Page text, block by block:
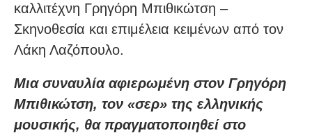
καλλιτέχνη Γρηγόρη Μπιθικώτση –
Σκηνοθεσία και επιμέλεια κειμένων από τον
Λάκη Λαζόπουλο.
Μια συναυλία αφιερωμένη στον Γρηγόρη
Μπιθικώτση, τον «σερ» της ελληνικής
μουσικής, θα πραγματοποιηθεί στο